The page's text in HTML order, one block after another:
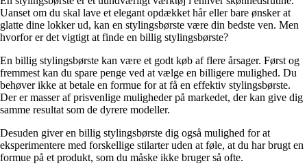
Uanset om du skal lave et elegant opdækket hår eller bare ønsker at
glatte dine lokker ud, kan en stylingsbørste være din bedste ven. Men
hvorfor er det vigtigt at finde en billig stylingsbørste?
En billig stylingsbørste kan være et godt køb af flere årsager. Først og
fremmest kan du spare penge ved at vælge en billigere mulighed. Du
behøver ikke at betale en formue for at få en effektiv stylingsbørste.
Der er masser af prisvenlige muligheder på markedet, der kan give dig
samme resultat som de dyrere modeller.
Desuden giver en billig stylingsbørste dig også mulighed for at
eksperimentere med forskellige stilarter uden at føle, at du har brugt en
formue på et produkt, som du måske ikke bruger så ofte.